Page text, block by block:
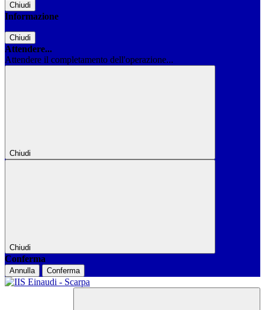
Chiudi
Informazione
Chiudi
Attendere...
Attendere il completamento dell'operazione...
Chiudi
Chiudi
Conferma
Annulla Conferma